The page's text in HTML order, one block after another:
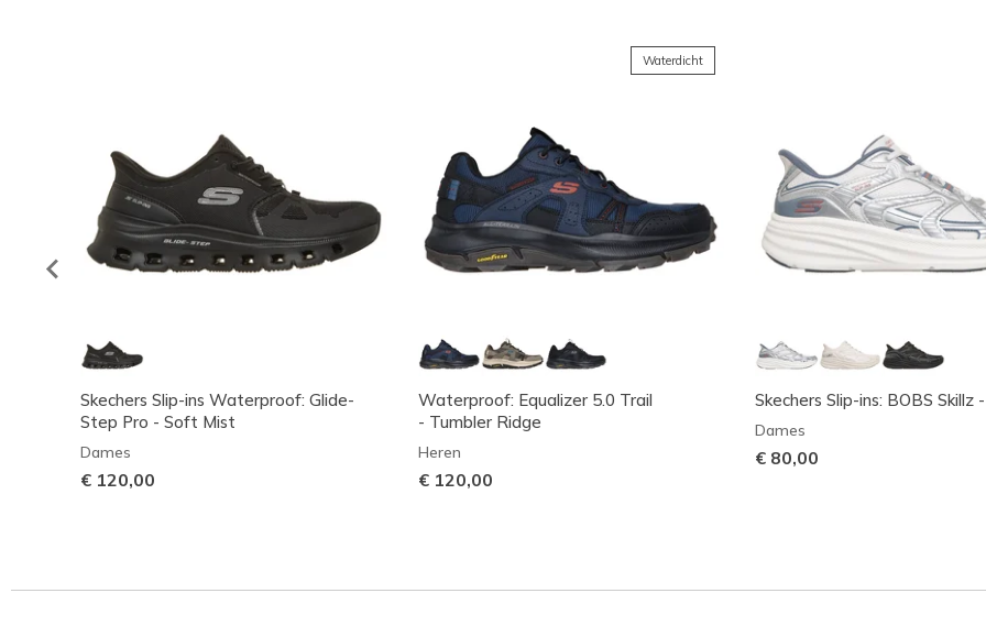
Skechers Slip-ins Waterproof: Glide-
Step Pro - Soft Mist
Dames
€ 120,00
Waterdicht
Waterproof: Equalizer 5.0 Trail
- Tumbler Ridge
Heren
€ 120,00
Skechers Slip-ins: BOBS Skillz
Dames
€ 80,00